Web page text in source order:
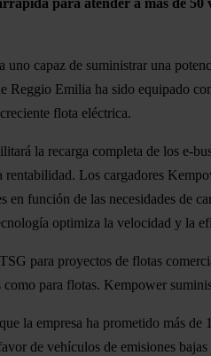
para atender a más de
uno capaz de suministrar una
Emilia ha sido equipado
flota eléctrica.
la recarga completa de los e-
Los cargadores
función de las necesidades de
optimiza la velocidad y la
para proyectos de flotas
como para flotas. Kempower
la empresa ha prometido más
de vehículos de emisiones bajas